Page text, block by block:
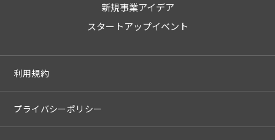
新規事業アイデア
スタートアップイベント
利用規約
プライバシーポリシー